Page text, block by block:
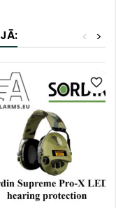
>
<
favorite_border